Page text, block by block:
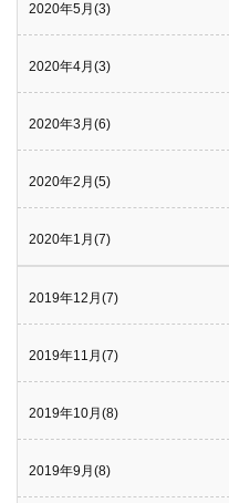
2020年5月(3)
2020年4月(3)
2020年3月(6)
2020年2月(5)
2020年1月(7)
2019年12月(7)
2019年11月(7)
2019年10月(8)
2019年9月(8)